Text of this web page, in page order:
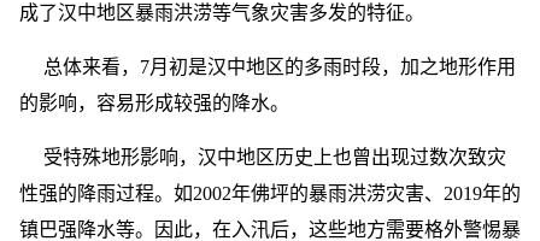
成了汉中地区暴雨洪涝等气象灾害多发的特征。
总体来看，7月初是汉中地区的多雨时段，加之地形作用
的影响，容易形成较强的降水。
受特殊地形影响，汉中地区历史上也曾出现过数次致灾
性强的降雨过程。如2002年佛坪的暴雨洪涝灾害、2019年的
镇巴强降水等。因此，在入汛后，这些地方需要格外警惕暴